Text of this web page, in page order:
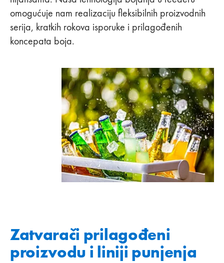
omogućuje nam realizaciju fleksibilnih proizvodnih
serija, kratkih rokova isporuke i prilagođenih
koncepata boja.
Zatvarači prilagođeni
proizvodu i liniji punjenja